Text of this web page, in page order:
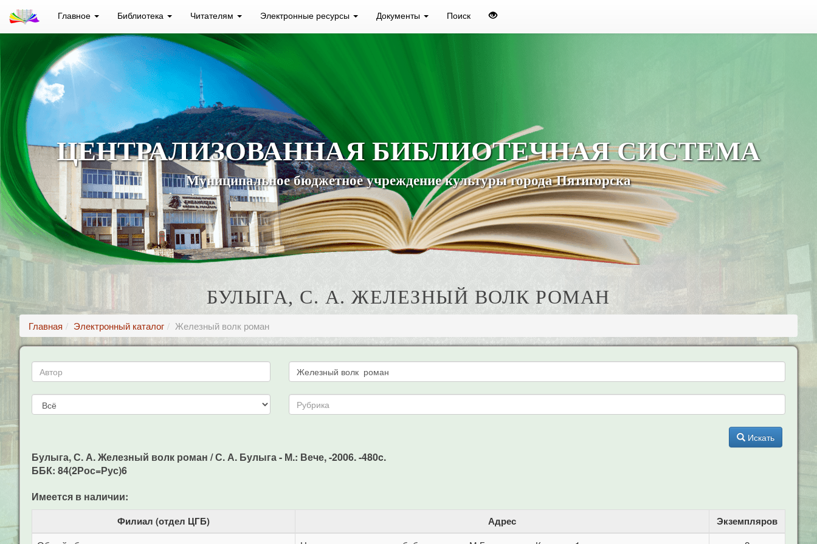
Главное Библиотека Читателям Электронные ресурсы Документы Поиск
ЦЕНТРАЛИЗОВАННАЯ БИБЛИОТЕЧНАЯ СИСТЕМА
Муниципальное бюджетное учреждение культуры города Пятигорска
БУЛЫГА, С. А. ЖЕЛЕЗНЫЙ ВОЛК РОМАН
Главная Электронный каталог Железный волк роман
Искать
Булыга, С. А. Железный волк роман / С. А. Булыга - М.: Вече, -2006. -480c.
ББК: 84(2Рос=Рус)6
Имеется в наличии:
Филиал (отдел ЦГБ) Адрес Экземпляров